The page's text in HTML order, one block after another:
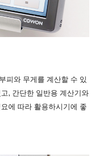
피와 무게를 계산할 수 있
, 간단한 일반용 계산기와
에 따라 활용하시기에 좋